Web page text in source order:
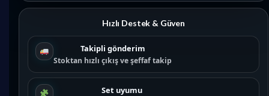
Hızlı Destek & Güven
Takipli gönderim
Stoktan hızlı çıkış ve şeffaf takip
Set uyumu